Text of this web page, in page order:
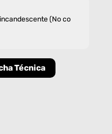
(No co
Técnica